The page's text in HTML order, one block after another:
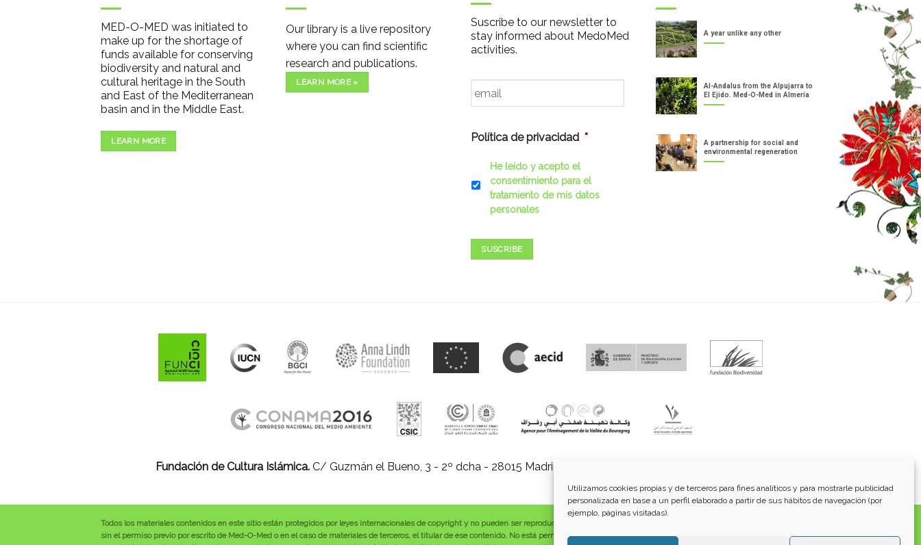
Utilizamos cookies propias y de terceros para fines analíticos y para mostrarle publicidad
personalizada en base a un perfil elaborado a partir de sus hábitos de navegación (por
ejemplo, páginas visitadas).
MED-O-MED was initiated to
make up for the shortage of
funds available for conserving
biodiversity and natural and
cultural heritage in the South
and East of the Mediterranean
basin and in the Middle East.
LEARN MORE
Our library is a live repository
where you can find scientific
research and publications.
LEARN MORE »
Suscribe to our newsletter to
stay informed about MedoMed
activities.
Email *
Política de privacidad *
He leído y acepto el
consentimiento para el
tratamiento de mis datos
personales
SUSCRIBE
A year unlike any other
Al-Andalus from the Alpujarra to
El Ejido. Med-O-Med in Almería
A partnership for social and
environmental regeneration
Fundación de Cultura Islámica.C/ Guzmán el Bueno, 3 - 2º dcha - 28015 Madrid |
Todos los materiales contenidos en este sitio están protegidos por leyes internacionales de copyright y no pueden ser reproducidos, distribuidos, transmitidos, exhibidos, publicados o retransmitidos
sin el permiso previo por escrito de Med-O-Med o en el caso de materiales de terceros, el titular de ese contenido. No está permitido borrar o alterar ninguna marca, derecho de autor u otro aviso de